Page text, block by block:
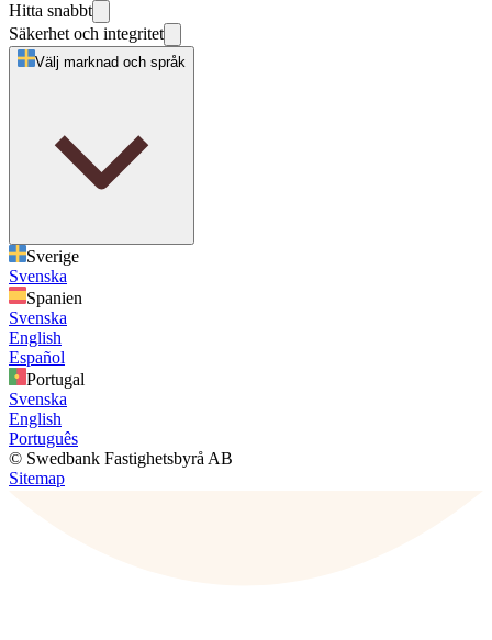
Hitta snabbt
Säkerhet och integritet
Välj marknad och språk
Sverige
Svenska
Spanien
Svenska
English
Español
Portugal
Svenska
English
Português
© Swedbank Fastighetsbyrå AB
Sitemap